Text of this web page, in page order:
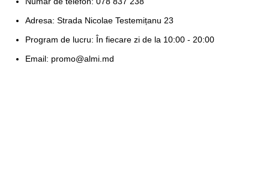
Adresa: Strada Nicolae Testemițanu 23
Program de lucru: În fiecare zi de la 10:00 - 20:00
Email: promo@almi.md